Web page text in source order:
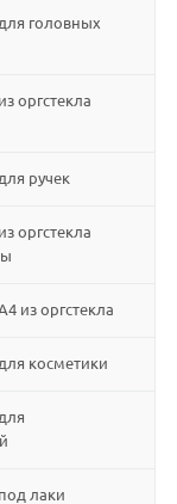
головных
оргстекла
ручек
оргстекла
из оргстекла
косметики
лаки